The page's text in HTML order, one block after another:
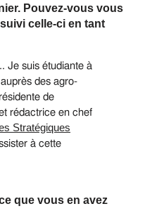
Pouvez-vous vous
celle-ci en tant
. Je suis étudiante à
des agro-
de
rédactrice en chef
Stratégiques
à cette
que vous en avez